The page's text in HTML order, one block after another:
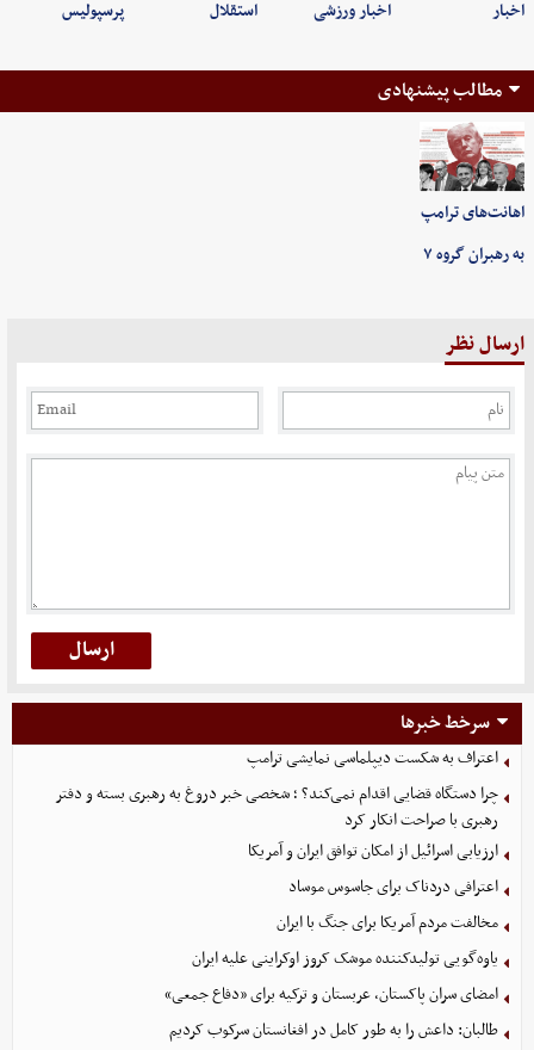
اخبار اخبار ورزشی استقلال پرسپولیس
مطالب پیشنهادی
اهانت‌های ترامپ
به رهبران گروه ۷
ارسال نظر
سرخط خبرها
اعتراف به شکست دیپلماسی نمایشی ترامپ
چرا دستگاه قضایی اقدام نمی‌کند؟ ؛ شخصی خبر دروغ به رهبری بسته و دفتر
رهبری با صراحت انکار کرد
ارزیابی اسرائیل از امکان توافق ایران و آمریکا
اعترافی دردناک برای جاسوس موساد
مخالفت مردم آمریکا برای جنگ با ایران
یاوه‌گویی تولیدکننده موشک کروز اوکراینی علیه ایران
امضای سران پاکستان، عربستان و ترکیه برای «دفاع جمعی»
طالبان: داعش را به طور کامل در افغانستان سرکوب کردیم